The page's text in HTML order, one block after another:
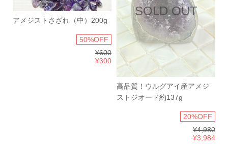
アメジストさざれ（中）200g
50%OFF
¥600
¥300
SOLD OUT
高品質！ウルグアイ産アメジ
ストジオード約137g
20%OFF
¥4,980
¥3,984